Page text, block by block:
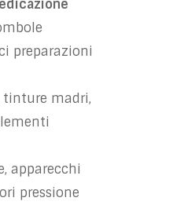
preparazioni
tinture madri,
apparecchi
pressione